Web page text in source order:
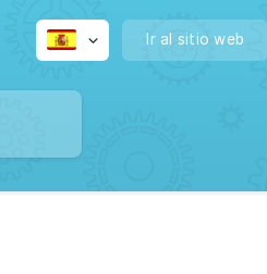
Ir al sitio web